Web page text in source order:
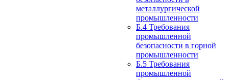
металлургической
промышленности
Б.4 Требования
промышленной
безопасности в горной
промышленности
Б.5 Требования
промышленной